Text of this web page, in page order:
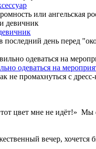
или
день перед
одеваться на
не промахнуться с
цвет мне не идёт!» Мы
вечер,